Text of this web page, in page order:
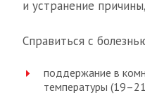
и устранение
Справиться с
поддержание в
температуры